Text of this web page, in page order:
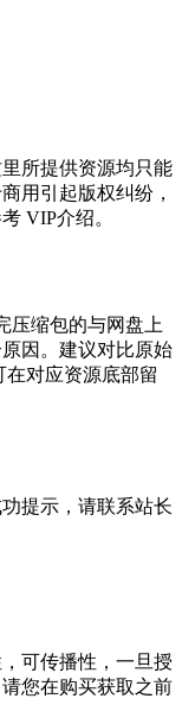
所提供资源均只能
用引起版权纠纷，
VIP介绍。
压缩包的与网盘上
因。建议对比原始
对应资源底部留
提示，请联系站长
可传播性，一旦授
您在购买获取之前